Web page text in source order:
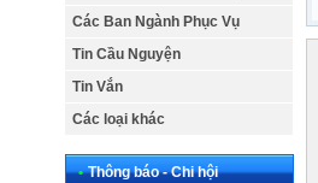
Các Ban Ngành Phục Vụ
Tin Cầu Nguyện
Tin Vắn
Các loại khác
• Thông báo - Chi hội